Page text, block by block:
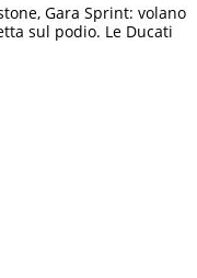
Gara Sprint: volano
sul podio. Le Ducati